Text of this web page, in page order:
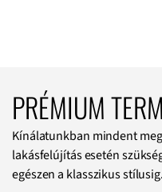
PRÉMIUM
Kínálatunkban mindent
lakásfelújítás esetén
egészen a klasszikus stílusig.